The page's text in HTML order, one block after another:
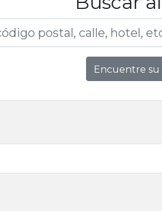
Encuentre